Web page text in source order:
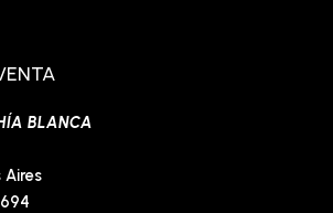
o
k
f
BLANCA
Aires